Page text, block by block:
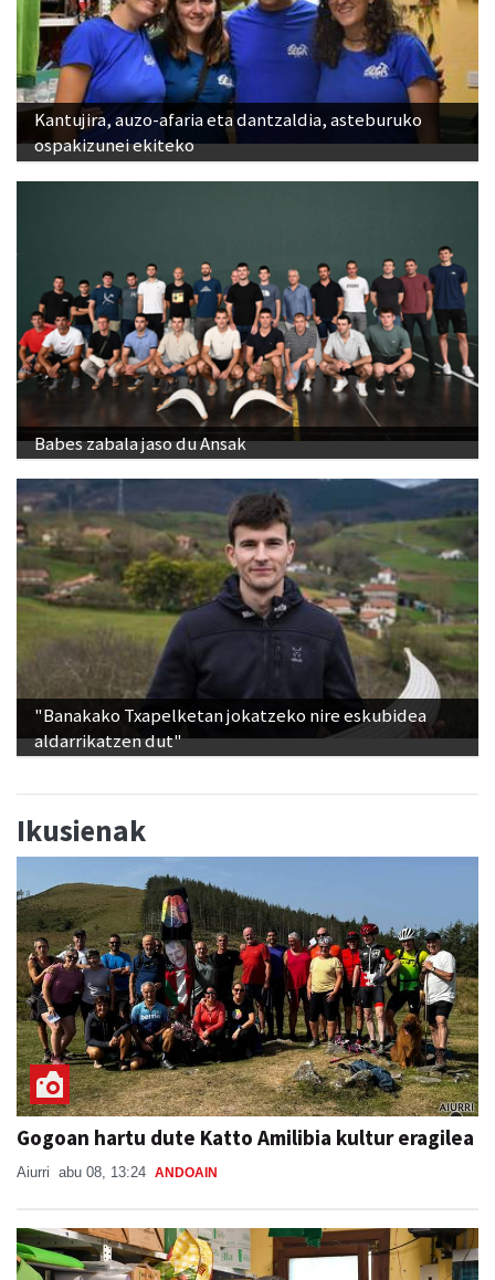
Kantujira, auzo-afaria eta dantzaldia, asteburuko
ospakizunei ekiteko
Babes zabala jaso du Ansak
"Banakako Txapelketan jokatzeko nire eskubidea
aldarrikatzen dut"
Ikusienak
Gogoan hartu dute Katto Amilibia kultur eragilea
Aiurri abu 08, 13:24 ANDOAIN